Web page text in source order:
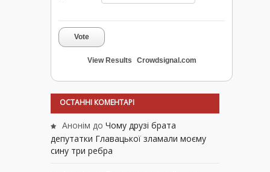
Vote
View Results Crowdsignal.com
ОСТАННІ КОМЕНТАРІ
Анонім до Чому друзі брата
депутатки Главацької зламали моєму
сину три ребра